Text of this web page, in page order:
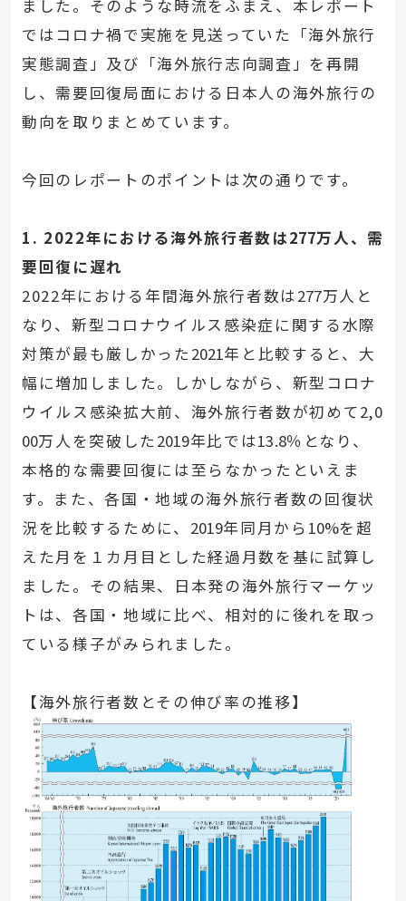
ました。そのような時流をふまえ、本レポート
ではコロナ禍で実施を見送っていた「海外旅行
実態調査」及び「海外旅行志向調査」を再開
し、需要回復局面における日本人の海外旅行の
動向を取りまとめています。
今回のレポートのポイントは次の通りです。
1. 2022年における海外旅行者数は277万人、需
要回復に遅れ
2022年における年間海外旅行者数は277万人と
なり、新型コロナウイルス感染症に関する水際
対策が最も厳しかった 2021年と比較すると、大
幅に増加しました。しかしながら、新型コロナ
ウイルス感染拡大前、海外旅行者数が初めて2,0
00万人を突破した 2019年比では13.8％となり、
本格的な需要回復には至らなかったといえま
す。また、各国・地域の海外旅行者数の回復状
況を比較するために、 2019年同月から 10%を超
えた月を１カ月目とした経過月数を基に試算し
ました。その結果、日本発の海外旅行マーケッ
トは、各国・地域に比べ、相対的に後れを取っ
ている様子がみられました。
【海外旅行者数とその伸び率の推移】